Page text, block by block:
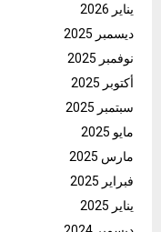
يناير 2026
ديسمبر 2025
نوفمبر 2025
أكتوبر 2025
سبتمبر 2025
مايو 2025
مارس 2025
فبراير 2025
يناير 2025